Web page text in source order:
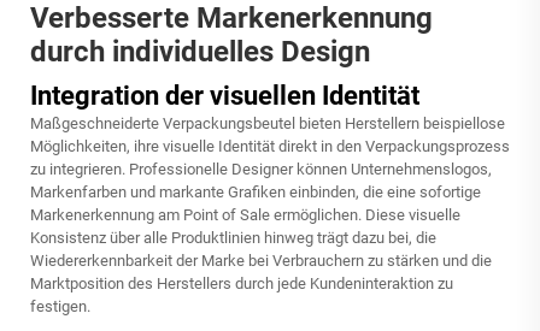
Verbesserte Markenerkennung
durch individuelles Design
Integration der visuellen Identität
Maßgeschneiderte Verpackungsbeutel bieten Herstellern beispiellose
Möglichkeiten, ihre visuelle Identität direkt in den Verpackungsprozess
zu integrieren. Professionelle Designer können Unternehmenslogos,
Markenfarben und markante Grafiken einbinden, die eine sofortige
Markenerkennung am Point of Sale ermöglichen. Diese visuelle
Konsistenz über alle Produktlinien hinweg trägt dazu bei, die
Wiedererkennbarkeit der Marke bei Verbrauchern zu stärken und die
Marktposition des Herstellers durch jede Kundeninteraktion zu
festigen.